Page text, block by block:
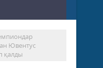
Ювентус
қалды